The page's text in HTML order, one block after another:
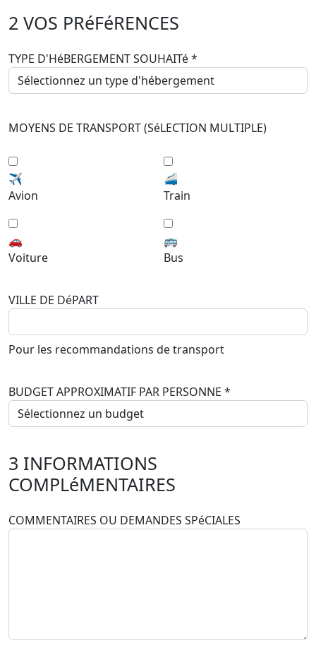
2 VOS PRéFéRENCES
TYPE D'HéBERGEMENT SOUHAITé*
MOYENS DE TRANSPORT (SéLECTION MULTIPLE)
✈️
Avion
🚄
Train
🚗
Voiture
🚌
Bus
VILLE DE DéPART
Pour les recommandations de transport
BUDGET APPROXIMATIF PAR PERSONNE *
3 INFORMATIONS
COMPLéMENTAIRES
COMMENTAIRES OU DEMANDES SPéCIALES